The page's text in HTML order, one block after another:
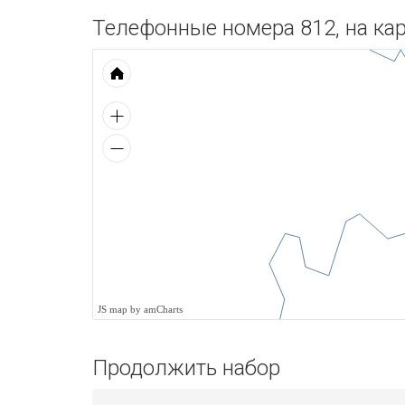
Телефонные номера 812, на
JS map by amCharts
Продолжить набор